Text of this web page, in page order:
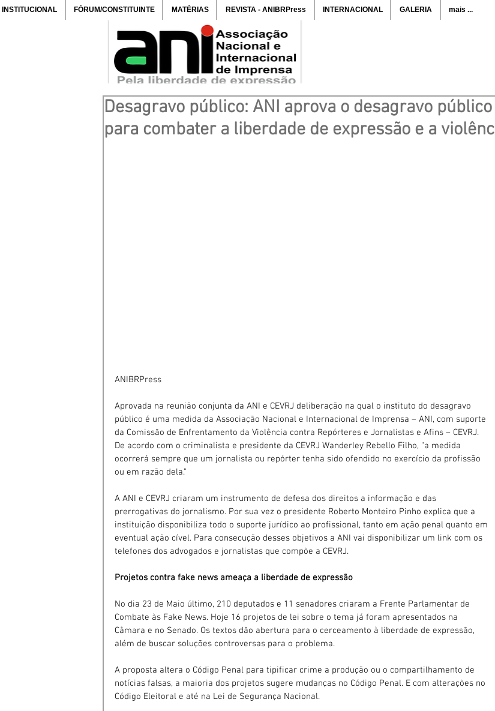
INSTITUCIONAL FÓRUM/CONSTITUINTE MATÉRIAS REVISTA - ANIBRPress INTERNACIONAL GALERIA mais ...
Desagravo público: ANI aprova o desagravo público
para combater a liberdade de expressão e a violênc
ANIBRPress
Aprovada na reunião conjunta da ANI e CEVRJ deliberação na qual o instituto do desagravo
público é uma medida da Associação Nacional e Internacional de Imprensa – ANI, com suporte
da Comissão de Enfrentamento da Violência contra Repórteres e Jornalistas e Afins – CEVRJ.
De acordo com o criminalista e presidente da CEVRJ Wanderley Rebello Filho, “a medida
ocorrerá sempre que um jornalista ou repórter tenha sido ofendido no exercício da profissão
ou em razão dela.”
A ANI e CEVRJ criaram um instrumento de defesa dos direitos a informação e das
prerrogativas do jornalismo. Por sua vez o presidente Roberto Monteiro Pinho explica que a
instituição disponibiliza todo o suporte jurídico ao profissional, tanto em ação penal quanto em
eventual ação cível. Para consecução desses objetivos a ANI vai disponibilizar um link com os
telefones dos advogados e jornalistas que compõe a CEVRJ.
Projetos contra fake news ameaça a liberdade de expressão
No dia 23 de Maio último, 210 deputados e 11 senadores criaram a Frente Parlamentar de
Combate às Fake News. Hoje 16 projetos de lei sobre o tema já foram apresentados na
Câmara e no Senado. Os textos dão abertura para o cerceamento à liberdade de expressão,
além de buscar soluções controversas para o problema.
A proposta altera o Código Penal para tipificar crime a produção ou o compartilhamento de
notícias falsas, a maioria dos projetos sugere mudanças no Código Penal. E com alterações no
Código Eleitoral e até na Lei de Segurança Nacional.